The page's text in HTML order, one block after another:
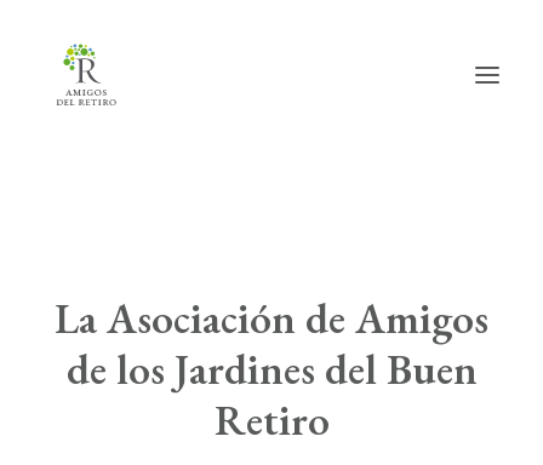
Actividades
Actualidad
Info útil
La Asociación de Amigos
de los Jardines del Buen
Retiro